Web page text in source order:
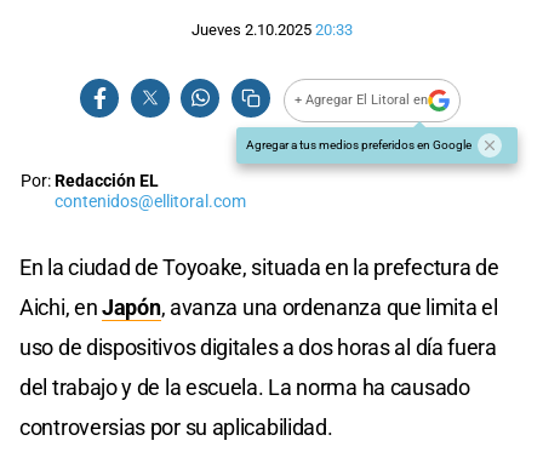
Jueves 2.10.2025 20:33
+ Agregar El Litoral en
Agregar a tus medios preferidos en Google
Por:Redacción EL
contenidos@ellitoral.com
En la ciudad de Toyoake, situada en la prefectura de
Aichi, enJapón, avanza una ordenanza que limita el
uso de dispositivos digitales a dos horas al día fuera
del trabajo y de la escuela. La norma ha causado
controversias por su aplicabilidad.